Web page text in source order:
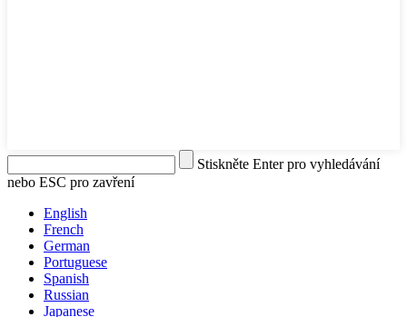
Stiskněte Enter pro vyhledávání
nebo ESC pro zavření
English
French
German
Portuguese
Spanish
Russian
Japanese